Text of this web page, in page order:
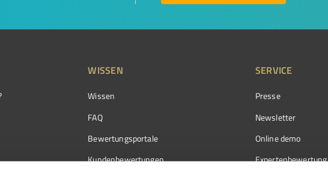
WISSEN
Wissen
FAQ
Bewertungsportale
Kundenbewertungen
SERVICE
Presse
Newsletter
Online demo
Expertenbewertung